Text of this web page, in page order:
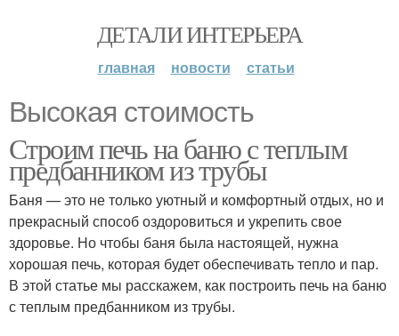
ДЕТАЛИ ИНТЕРЬЕРА
главная новости статьи
Высокая стоимость
Строим печь на баню с теплым
предбанником из трубы
Баня — это не только уютный и комфортный отдых, но и
прекрасный способ оздоровиться и укрепить свое
здоровье. Но чтобы баня была настоящей, нужна
хорошая печь, которая будет обеспечивать тепло и пар.
В этой статье мы расскажем, как построить печь на баню
с теплым предбанником из трубы.